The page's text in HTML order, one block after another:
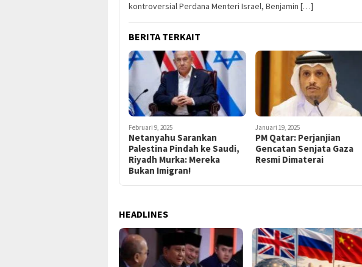
kontroversial Perdana Menteri Israel, Benjamin […]
BERITA TERKAIT
Februari 9, 2025
Netanyahu Sarankan
Palestina Pindah ke Saudi,
Riyadh Murka: Mereka
Bukan Imigran!
Januari 19, 2025
PM Qatar: Perjanjian
Gencatan Senjata Gaza
Resmi Dimaterai
HEADLINES